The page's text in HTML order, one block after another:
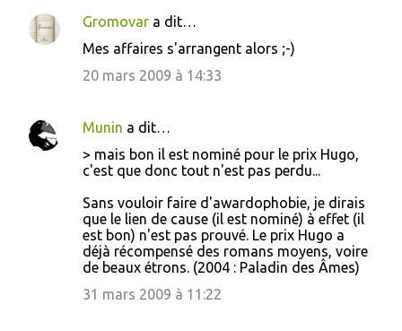
Gromovar a dit…
Mes affaires s'arrangent alors ;-)
20 mars 2009 à 14:33
Munin a dit…
> mais bon il est nominé pour le prix Hugo,
c'est que donc tout n'est pas perdu...
Sans vouloir faire d'awardophobie, je dirais
que le lien de cause (il est nominé) à effet (il
est bon) n'est pas prouvé. Le prix Hugo a
déjà récompensé des romans moyens, voire
de beaux étrons. (2004 : Paladin des Âmes)
31 mars 2009 à 11:22